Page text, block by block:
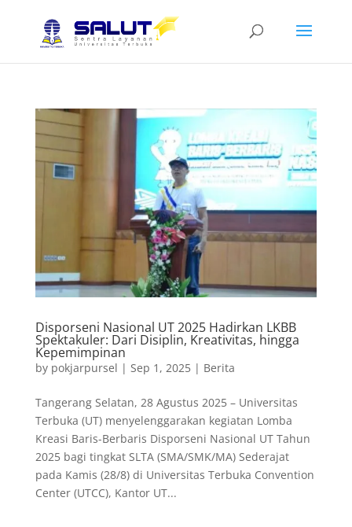
Disporseni Nasional UT 2025 Hadirkan LKBB
Spektakuler: Dari Disiplin, Kreativitas, hingga
Kepemimpinan
by pokjarpursel | Sep 1, 2025| Berita
Tangerang Selatan, 28 Agustus 2025 – Universitas
Terbuka (UT) menyelenggarakan kegiatan Lomba
Kreasi Baris-Berbaris Disporseni Nasional UT Tahun
2025 bagi tingkat SLTA (SMA/SMK/MA) Sederajat
pada Kamis (28/8) di Universitas Terbuka Convention
Center (UTCC), Kantor UT...